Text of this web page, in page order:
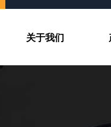
关于我们